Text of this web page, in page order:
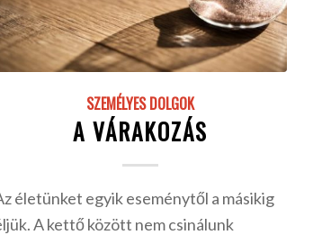
SZEMÉLYES DOLGOK
A VÁRAKOZÁS
életünket egyik eseménytől a másikig
A kettő között nem csinálunk